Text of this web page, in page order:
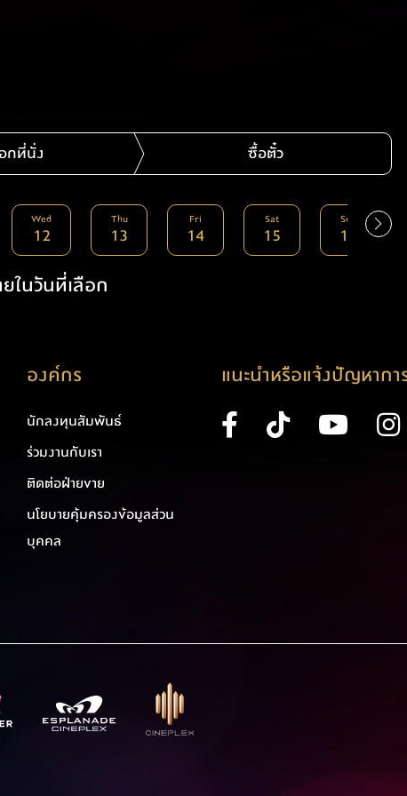
กที่นั่ง ซื้อตั๋ว
Wed
12
Thu
13
Fri
14
Sat
15
Sun
16
ในวันที่เลือก
องค์กร
นักลงทุนสัมพันธ์
ร่วมงานกับเรา
ติดต่อฝ่ายขาย
นโยบายคุ้มครองข้อมูลส่วน
บุคคล
แนะนำหรือแจ้งปัญหากา